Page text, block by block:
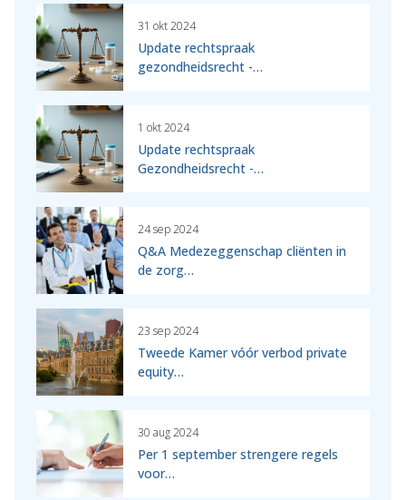
31 okt 2024
Update rechtspraak
gezondheidsrecht -…
1 okt 2024
Update rechtspraak
Gezondheidsrecht -…
24 sep 2024
Q&A Medezeggenschap cliënten in
de zorg…
23 sep 2024
Tweede Kamer vóór verbod private
equity…
30 aug 2024
Per 1 september strengere regels
voor…